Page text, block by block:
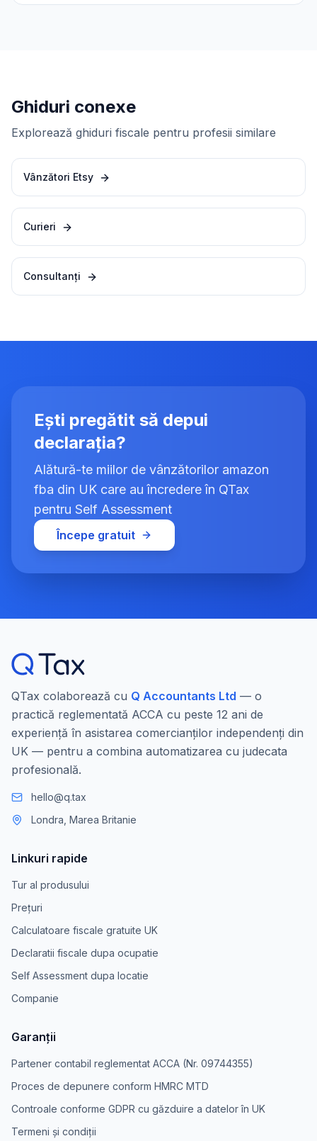
Ghiduri conexe
Explorează ghiduri fiscale pentru profesii similare
Vânzători Etsy
Curieri
Consultanți
Ești pregătit să depui
declarația?
Alătură-te miilor de vânzătorilor amazon
fba din UK care au încredere în QTax
pentru Self Assessment
Începe gratuit
QTax colaborează cu Q Accountants Ltd — o
practică reglementată ACCA cu peste 12 ani de
experiență în asistarea comercianților independenți din
UK — pentru a combina automatizarea cu judecata
profesională.
hello@q.tax
Londra, Marea Britanie
Linkuri rapide
Tur al produsului
Prețuri
Calculatoare fiscale gratuite UK
Declaratii fiscale dupa ocupatie
Self Assessment dupa locatie
Companie
Garanții
Partener contabil reglementat ACCA (Nr. 09744355)
Proces de depunere conform HMRC MTD
Controale conforme GDPR cu găzduire a datelor în UK
Termeni și condiții